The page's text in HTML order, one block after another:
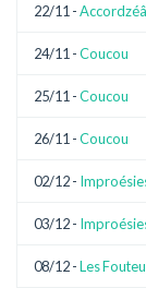
22/11 -
24/11 -Coucou
25/11 -Coucou
26/11 -Coucou
02/12 -
03/12 -
08/12 -Les